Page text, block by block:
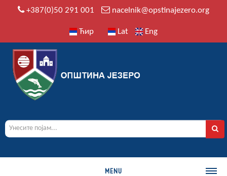
+387(0)50 291 001 nacelnik@opstinajezero.org
Ћир Lat Eng
MENU